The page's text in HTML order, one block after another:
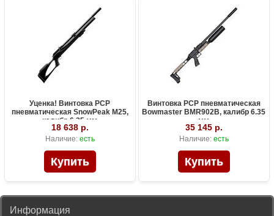
Уценка! Винтовка PCP
пневматическая SnowPeak M25,
калибр 6.35 мм
18 638 р.
Наличие: есть
Винтовка PCP пневматическая
Bowmaster BMR902B, калибр 6.35
мм
35 145 р.
Наличие: есть
Информация